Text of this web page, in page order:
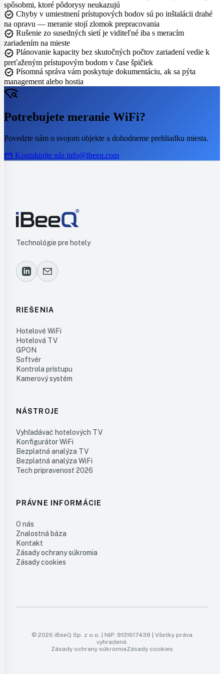
spôsobmi, ktoré pôdorysy neukazujú
verified Chyby v umiestnení prístupových bodov sú po inštalácii drahé
na opravu — meranie stojí zlomok prepracovania
verified Rušenie zo susedných sietí je viditeľné iba s meracím
zariadením na mieste
verified Plánovanie kapacity bez skutočných počtov zariadení vedie k
preťaženým prístupovým bodom v čase špičiek
verified Písomná správa vám poskytuje dokumentáciu, ak sa pýta
management alebo hostia
wifi_find
Potrebujete meranie WiFi?
Povedzte nám o svojom objekte a dohodneme prehliadku miesta.
mail Kontaktujte nás info@ibeeq.com
Technológie pre hotely
RIEŠENIA
Hotelové WiFi
Hotelová TV
GPON
Softvér
Kontrola prístupu
Kamerový systém
NÁSTROJE
Vyhľadávač hotelových TV
Konfigurátor WiFi
Bezplatná analýza TV
Bezplatná analýza WiFi
Tech pripravenosť 2026
PRÁVNE INFORMÁCIE
O nás
Znalostná báza
Kontakt
Zásady ochrany súkromia
Zásady cookies
© 2026 iBeeQ Sp. z o.o. | NIP: 9131617438 | Všetky práva
vyhradené.
Zásady ochrany súkromiaZásady cookies